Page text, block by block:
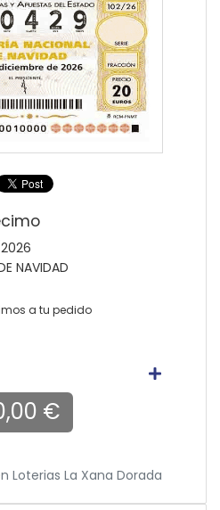
NAVIDAD
a tu pedido
€
Loterias La Xana Dorada